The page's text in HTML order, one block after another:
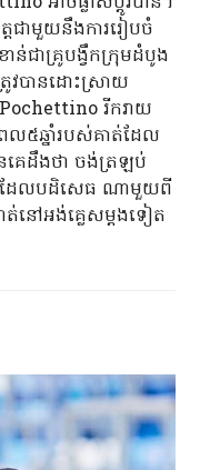
ជាមួយនឹងការរៀបចំ
ន់ជាគ្រូបង្វឹកក្រុមដំបូង
វបានដោះស្រាយ
រីករាយ
ល៥ឆ្នាំរបស់គាត់ដែល
គេដឹងថា ចង់ត្រឡប់
ដែលបដិសេធ ណាមួយពី
ត់នៅអង់គ្លេសម្តងទៀត